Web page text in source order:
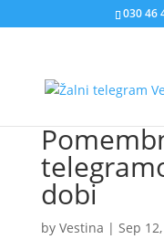
030 46
dobi
by Vestina | Sep